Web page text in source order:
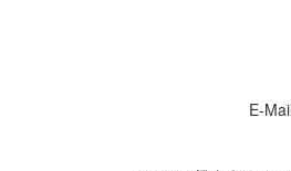
E-